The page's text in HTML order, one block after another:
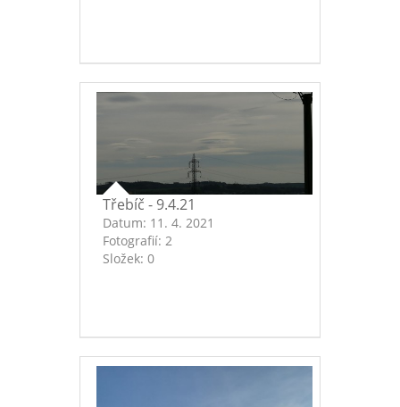
Třebíč - 9.4.21
Datum: 11. 4. 2021
Fotografií: 2
Složek: 0